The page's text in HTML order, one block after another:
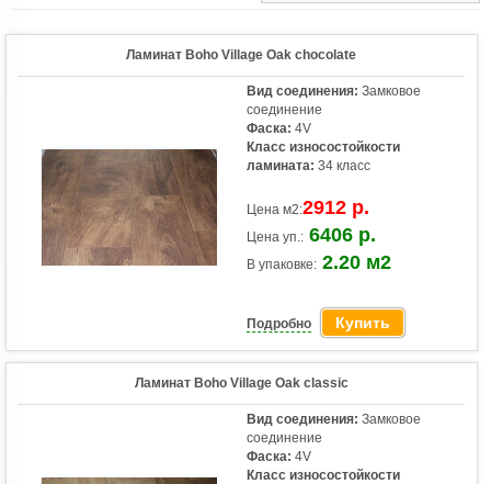
Ламинат Boho Village Oak chocolate
Вид соединения: Замковое
соединение
Фаска: 4V
Класс износостойкости
ламината: 34 класс
Цена м2:2912 р.
Цена уп.: 6406 р.
В упаковке: 2.20 м2
Подробно Купить
Ламинат Boho Village Oak classic
Вид соединения: Замковое
соединение
Фаска: 4V
Класс износостойкости